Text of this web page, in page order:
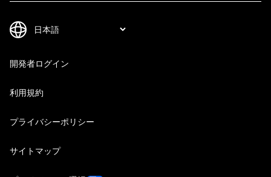
開発者ログイン
利用規約
プライバシーポリシー
サイトマップ